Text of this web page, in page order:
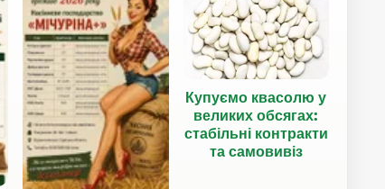
Купуємо квасолю у
великих обсягах:
стабільні контракти
та самовивіз